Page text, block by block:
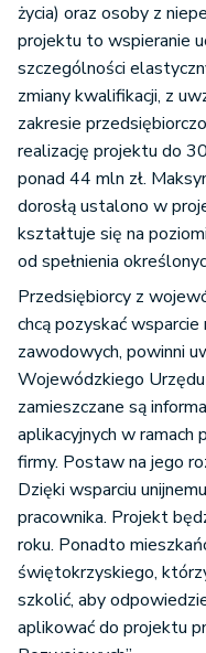
życia) oraz osoby z
projektu to wspieranie
szczególności
zmiany kwalifikacji, z
zakresie
realizację projektu do
ponad 44 mln zł.
dorosłą ustalono w
kształtuje się na
od spełnienia
Przedsiębiorcy z
chcą pozyskać
zawodowych, powinni
Wojewódzkiego
zamieszczane są
aplikacyjnych w ramach
firmy. Postaw na jego
Dzięki wsparciu
pracownika. Projekt
roku. Ponadto
świętokrzyskiego,
szkolić, aby
aplikować do projektu